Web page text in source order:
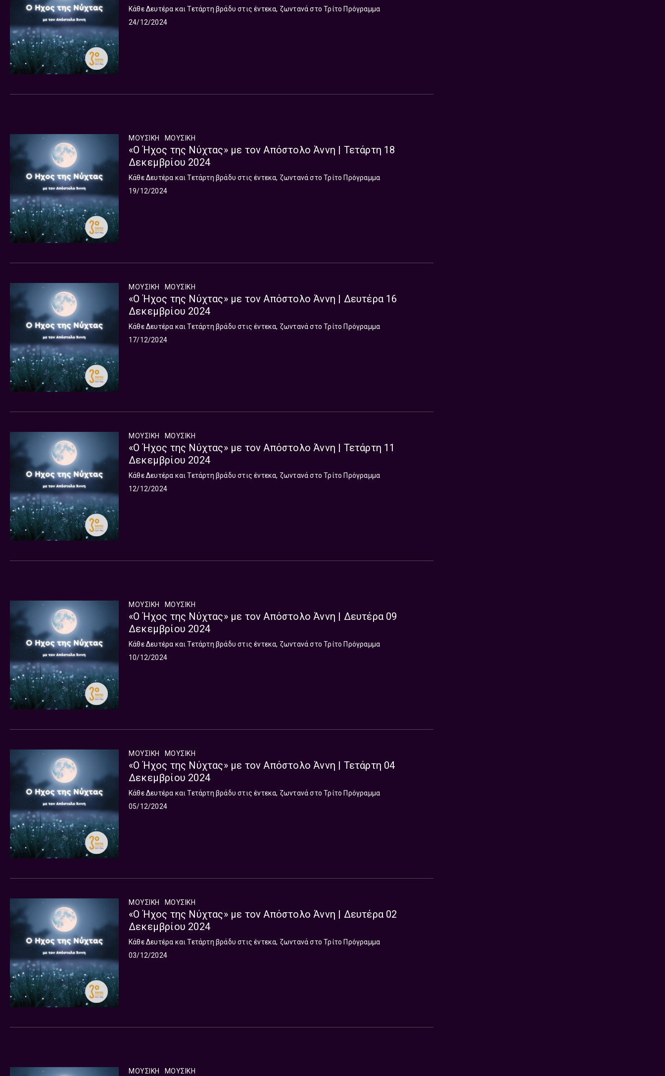
Κάθε Δευτέρα και Τετάρτη βράδυ στις έντεκα, ζωντανά στο Τρίτο Πρόγραμμα
24/12/2024
ΜΟΥΣΙΚΗ ΜΟΥΣΙΚΉ
«Ο Ήχος της Νύχτας» με τον Απόστολο Άννη | Τετάρτη 18
Δεκεμβρίου 2024
Κάθε Δευτέρα και Τετάρτη βράδυ στις έντεκα, ζωντανά στο Τρίτο Πρόγραμμα
19/12/2024
ΜΟΥΣΙΚΗ ΜΟΥΣΙΚΉ
«Ο Ήχος της Νύχτας» με τον Απόστολο Άννη | Δευτέρα 16
Δεκεμβρίου 2024
Κάθε Δευτέρα και Τετάρτη βράδυ στις έντεκα, ζωντανά στο Τρίτο Πρόγραμμα
17/12/2024
ΜΟΥΣΙΚΗ ΜΟΥΣΙΚΉ
«Ο Ήχος της Νύχτας» με τον Απόστολο Άννη | Τετάρτη 11
Δεκεμβρίου 2024
Κάθε Δευτέρα και Τετάρτη βράδυ στις έντεκα, ζωντανά στο Τρίτο Πρόγραμμα
12/12/2024
ΜΟΥΣΙΚΗ ΜΟΥΣΙΚΉ
«Ο Ήχος της Νύχτας» με τον Απόστολο Άννη | Δευτέρα 09
Δεκεμβρίου 2024
Κάθε Δευτέρα και Τετάρτη βράδυ στις έντεκα, ζωντανά στο Τρίτο Πρόγραμμα
10/12/2024
ΜΟΥΣΙΚΗ ΜΟΥΣΙΚΉ
«Ο Ήχος της Νύχτας» με τον Απόστολο Άννη | Τετάρτη 04
Δεκεμβρίου 2024
Κάθε Δευτέρα και Τετάρτη βράδυ στις έντεκα, ζωντανά στο Τρίτο Πρόγραμμα
05/12/2024
ΜΟΥΣΙΚΗ ΜΟΥΣΙΚΉ
«Ο Ήχος της Νύχτας» με τον Απόστολο Άννη | Δευτέρα 02
Δεκεμβρίου 2024
Κάθε Δευτέρα και Τετάρτη βράδυ στις έντεκα, ζωντανά στο Τρίτο Πρόγραμμα
03/12/2024
ΜΟΥΣΙΚΗ ΜΟΥΣΙΚΉ